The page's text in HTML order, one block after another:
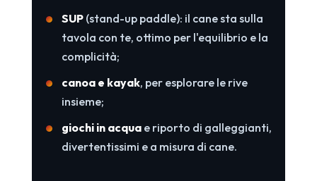
SUP(stand-up paddle): il cane sta sulla
tavola con te, ottimo per l'equilibrio e la
complicità;
canoa e kayak, per esplorare le rive
insieme;
giochi in acquae riporto di galleggianti,
divertentissimi e a misura di cane.